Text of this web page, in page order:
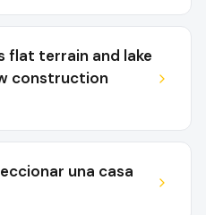
flat terrain and lake
construction
una casa